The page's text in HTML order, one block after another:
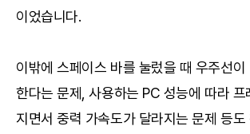
이었습니다.
이밖에 스페이스 바를 눌렀을 때 우주선이
한다는 문제, 사용하는 PC 성능에 따라 프
지면서 중력 가속도가 달라지는 문제 등